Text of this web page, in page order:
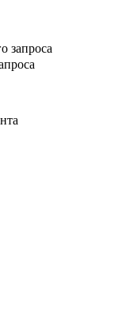
запроса